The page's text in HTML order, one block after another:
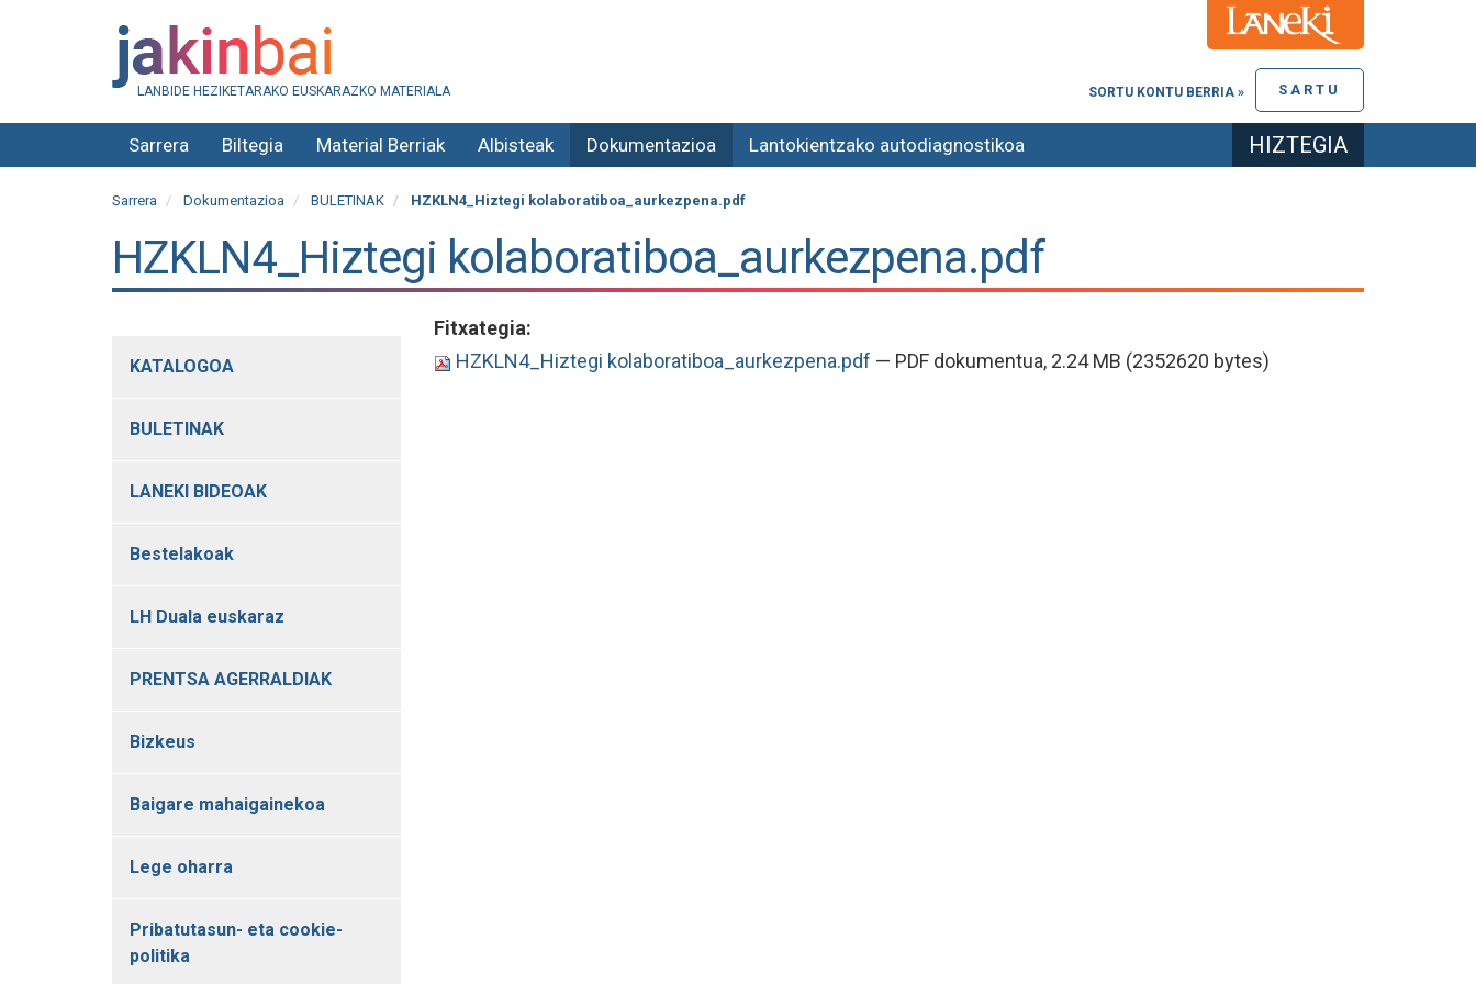
LANBIDE HEZIKETARAKO EUSKARAZKO MATERIALA SARTU
SORTU KONTU BERRIA »
Sarrera Biltegia Material Berriak Albisteak Dokumentazioa Lantokientzako autodiagnostikoa HIZTEGIA
Sarrera Dokumentazioa BULETINAK HZKLN4_Hiztegi kolaboratiboa_aurkezpena.pdf
HZKLN4_Hiztegi kolaboratiboa_aurkezpena.pdf
Fitxategia:
HZKLN4_Hiztegi kolaboratiboa_aurkezpena.pdf — PDF dokumentua, 2.24 MB (2352620 bytes)
KATALOGOA
BULETINAK
LANEKI BIDEOAK
Bestelakoak
LH Duala euskaraz
PRENTSA AGERRALDIAK
Bizkeus
Baigare mahaigainekoa
Lege oharra
Pribatutasun- eta cookie-
politika